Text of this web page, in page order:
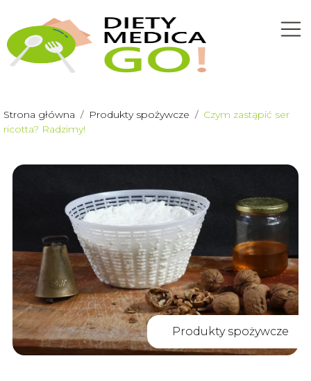
Strona główna / Produkty spożywcze / Czym zastąpić ser
ricotta? Radzimy!
Produkty spożywcze